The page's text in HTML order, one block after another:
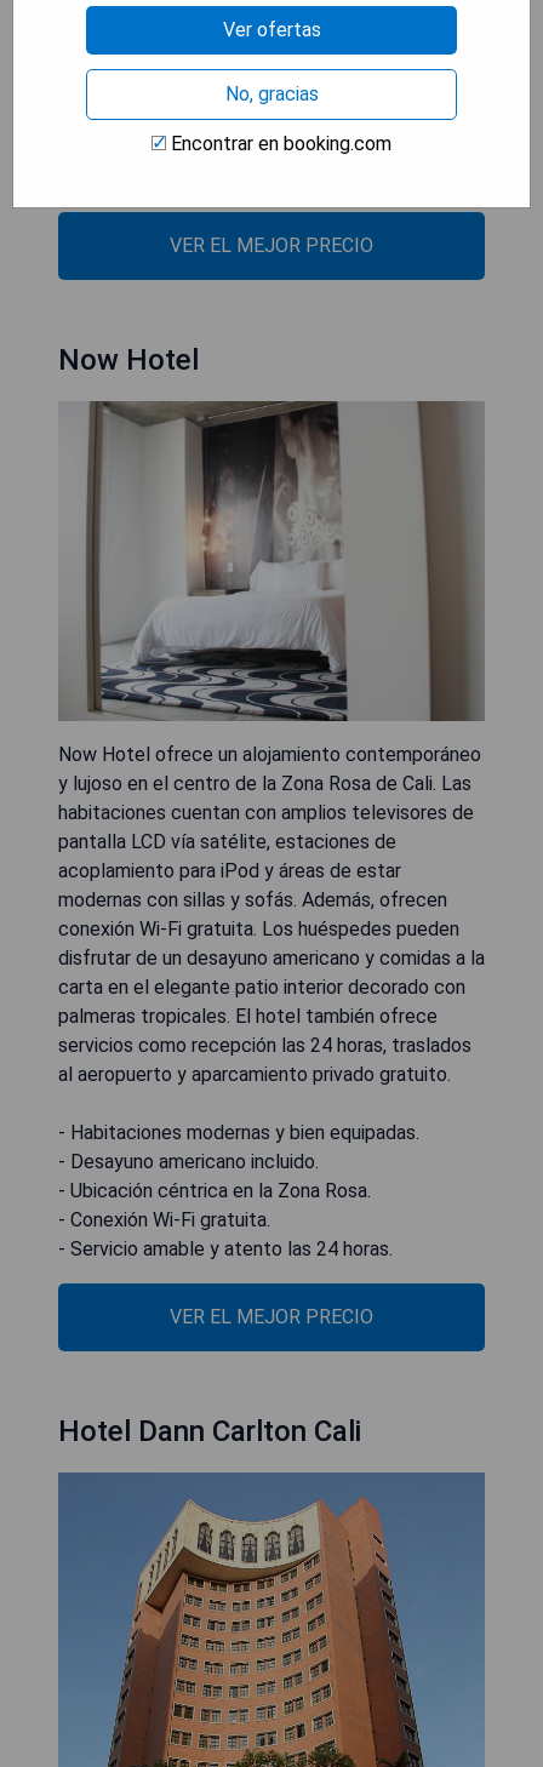
- Personal amable y servicial disponible las 24
horas.
- Ofrece tour por la ciudad para conocer los
puntos turísticos más importantes.
- Conexión WiFi gratuita en todo el
VER EL MEJOR PRECIO
Now Hotel
Now Hotel ofrece un alojamiento contemporáneo
y lujoso en el centro de la Zona Rosa de Cali. Las
habitaciones cuentan con amplios televisores de
pantalla LCD vía satélite, estaciones de
acoplamiento para iPod y áreas de estar
modernas con sillas y sofás. Además, ofrecen
conexión Wi-Fi gratuita. Los huéspedes pueden
disfrutar de un desayuno americano y comidas a la
carta en el elegante patio interior decorado con
palmeras tropicales. El hotel también ofrece
servicios como recepción las 24 horas, traslados
al aeropuerto y aparcamiento privado gratuito.
- Habitaciones modernas y bien equipadas.
- Desayuno americano incluido.
- Ubicación céntrica en la Zona Rosa.
- Conexión Wi-Fi gratuita.
- Servicio amable y atento las 24 horas.
VER EL MEJOR PRECIO
Hotel Dann Carlton Cali
Ver ofertas
No, gracias
Encontrar en booking.com